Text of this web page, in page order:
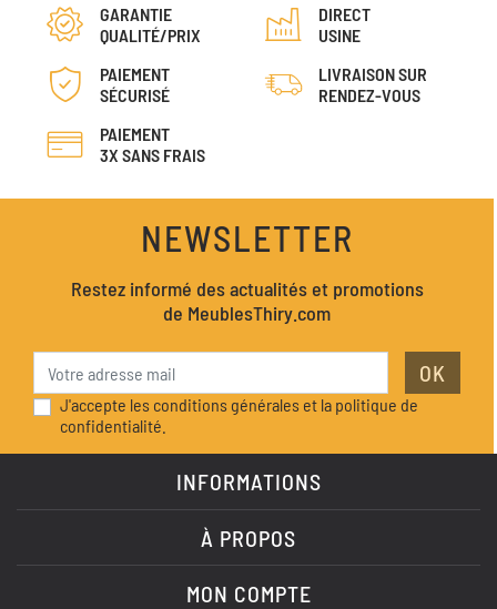
GARANTIE
QUALITÉ/PRIX
DIRECT
USINE
PAIEMENT
SÉCURISÉ
LIVRAISON SUR
RENDEZ-VOUS
PAIEMENT
3X SANS FRAIS
NEWSLETTER
Restez informé des actualités et promotions
de MeublesThiry.com
OK
J'accepte les conditions générales et la politique de
confidentialité.
INFORMATIONS
À PROPOS
MON COMPTE